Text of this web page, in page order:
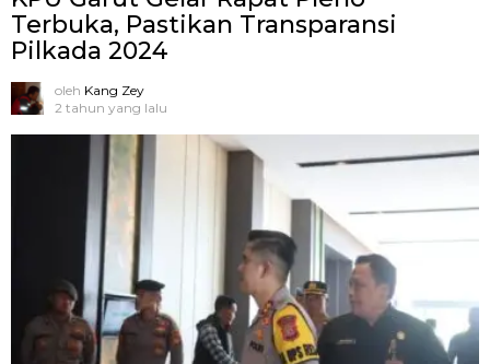
Terbuka, Pastikan Transparansi
Pilkada 2024
oleh Kang Zey
2 tahun yang lalu